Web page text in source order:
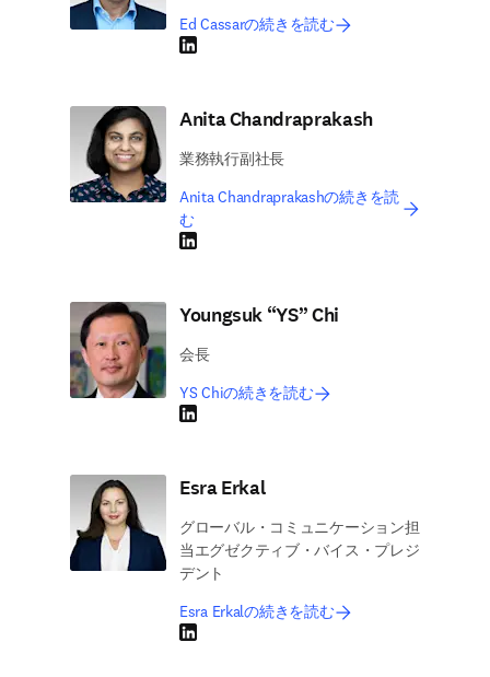
Ed Cassarの続きを読む
LinkedIn 新しいタブ／ウィンドウで開く
Anita Chandraprakash
業務執行副社長
Anita Chandraprakashの続きを読
む
LinkedIn 新しいタブ／ウィンドウで開く
Youngsuk “YS” Chi
会長
YS Chiの続きを読む
LinkedIn 新しいタブ／ウィンドウで開く
Esra Erkal
グローバル・コミュニケーション担
当エグゼクティブ・バイス・プレジ
デント
Esra Erkalの続きを読む
LinkedIn 新しいタブ／ウィンドウで開く